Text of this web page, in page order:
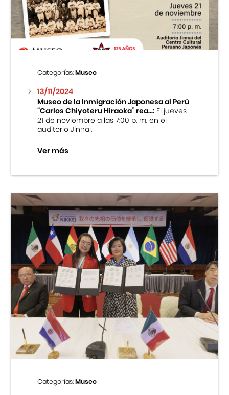
Centro Cultural Peruano Japonés
Cursos
Museo de la Inmigración Japonesa
Fondo Editorial
Teatro Peruano Japonés
Categorías:Museo
13/11/2024
Museo de la Inmigración Japonesa al Perú
“Carlos Chiyoteru Hiraoka” rea...:El jueves
21 de noviembre a las 7:00 p. m. en el
auditorio Jinnai.
Ver más
Categorías:Museo